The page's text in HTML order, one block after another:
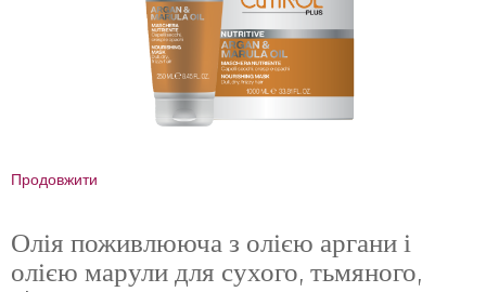
Продовжити
Олія поживлююча з олією аргани і
олією марули для сухого, тьмяного,